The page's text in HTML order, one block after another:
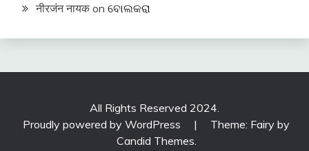
नीरजंन नायक on ବୋଲକରା
All Rights Reserved 2024.
Proudly powered by WordPress
|
Theme: Fairy by
Candid Themes